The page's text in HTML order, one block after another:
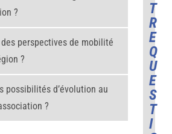
?
perspectives de mobilité
?
possibilités d’évolution au
?
T
R
E
Q
U
E
S
T
I